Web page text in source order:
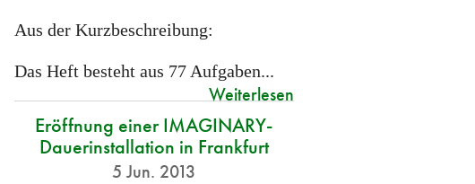
Aus der Kurzbeschreibung:
Das Heft besteht aus 77 Aufgaben...
Weiterlesen
Eröffnung einer IMAGINARY-
Dauerinstallation in Frankfurt
5 Jun. 2013